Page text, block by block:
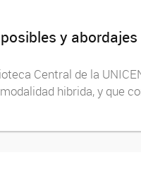
y
Central de la
hibrida, y que